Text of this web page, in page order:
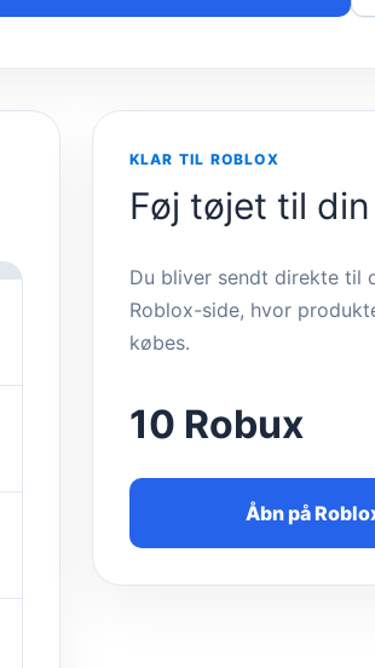
KLAR TIL ROBLOX
Føj tøjet til
Du bliver sendt direkte til
Roblox-side, hvor
købes.
10 Robux
Åbn på